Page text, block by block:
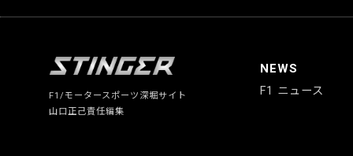
F1/モータースポーツ深堀サイト
山口正己責任編集
NEWS
F1 ニュース